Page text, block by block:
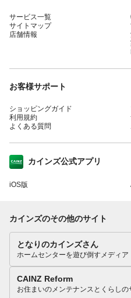
サービス一覧
サイトマップ
店舗情報
お客様サポート
ショッピングガイド
利用規約
よくある質問
カインズ公式アプリ
iOS版
カインズのその他のサイト
となりのカインズさん
ホームセンターを遊び倒すメディア
CAINZ Reform
お住まいのメンテナンスとくらしの